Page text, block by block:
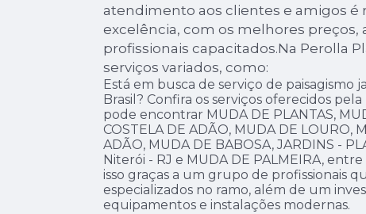
atendimento aos clientes e amigos é
excelência, com os melhores preços,
profissionais capacitados.Na Perolla
serviços variados, como:
Está em busca de serviço de paisagismo
Brasil? Confira os serviços oferecidos
pode encontrar MUDA DE PLANTAS,
COSTELA DE ADÃO, MUDA DE LOURO,
ADÃO, MUDA DE BABOSA, JARDINS -
Niterói - RJ e MUDA DE PALMEIRA,
isso graças a um grupo de profissionais
especializados no ramo, além de um
equipamentos e instalações modernas.